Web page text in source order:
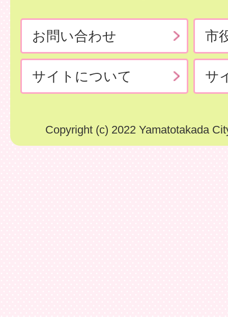
お問い合わせ 市
サイトについて サ
Copyright (c) 2022 Yamatotakada